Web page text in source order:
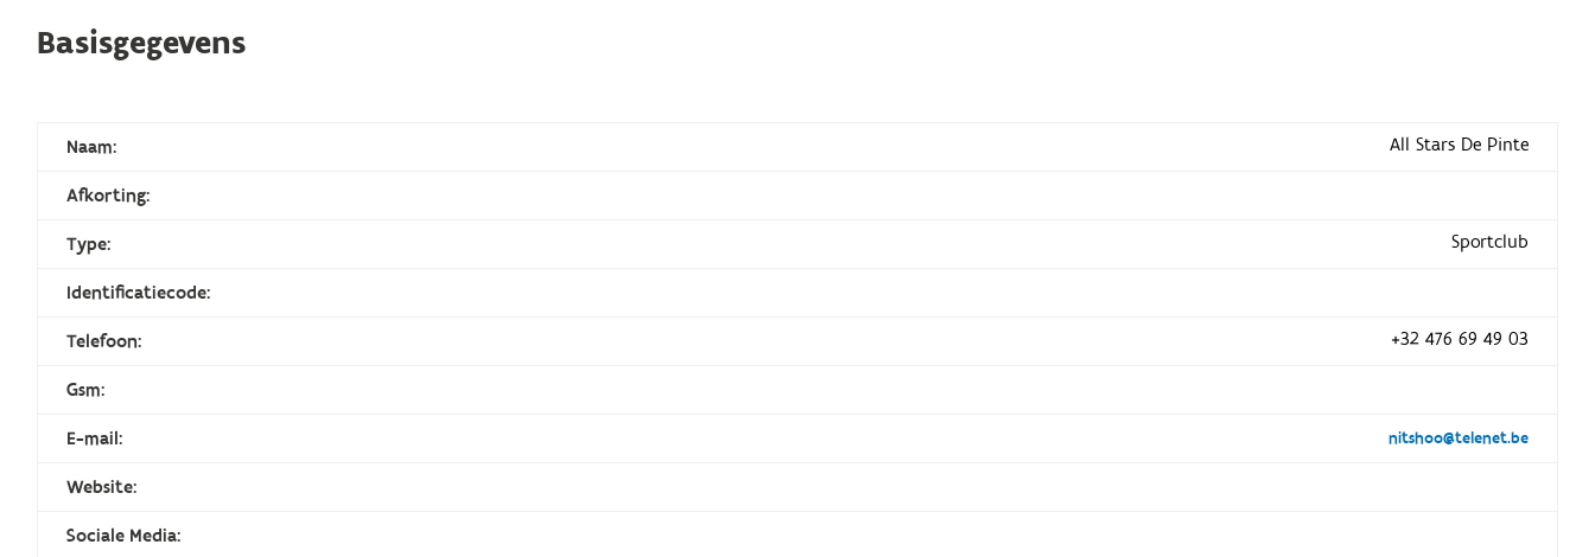
Basisgegevens
Naam: All Stars De Pinte
Afkorting:
Type: Sportclub
Identificatiecode:
Telefoon: +32 476 69 49 03
Gsm:
E-mail: nitshoo@telenet.be
Website:
Sociale Media: